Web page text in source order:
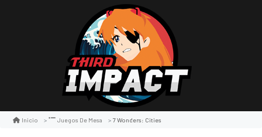
Inicio Juegos De Mesa 7 Wonders: Cities